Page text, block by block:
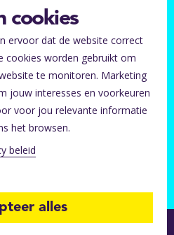
Follow our journey
cookies
ervoor dat de website correct
cookies worden gebruikt om
te monitoren. Marketing
jouw interesses en voorkeuren
voor jou relevante informatie
het browsen.
beleid
(altijd aan)
alles